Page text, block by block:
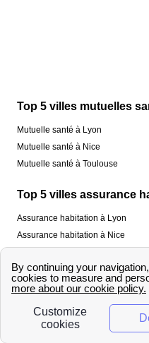
Top 5 villes mutuelles
Mutuelle santé à Lyon
Mutuelle santé à Nice
Mutuelle santé à Toulouse
Top 5 villes assurance
Assurance habitation à Lyon
Assurance habitation à Nice
À propos
Qui sommes-nous ?